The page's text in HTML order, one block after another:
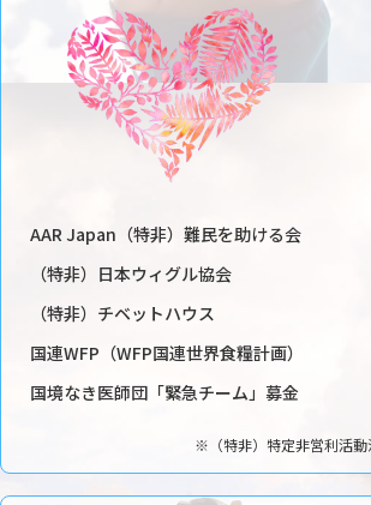
AAR Japan（特非）難民を助ける会
（特非）日本ウィグル協会
（特非）チベットハウス
国連WFP（WFP国連世界食糧計画）
国境なき医師団「緊急チーム」募金
※（特非）特定非営利活動